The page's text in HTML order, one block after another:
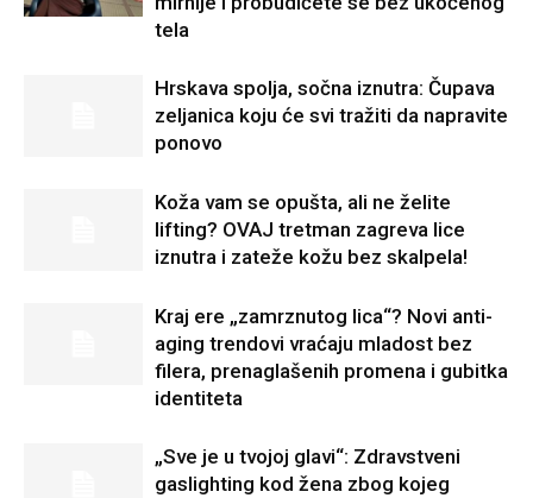
tela
Hrskava spolja, sočna iznutra: Čupava
zeljanica koju će svi tražiti da napravite
ponovo
Koža vam se opušta, ali ne želite
lifting? OVAJ tretman zagreva lice
iznutra i zateže kožu bez skalpela!
Kraj ere „zamrznutog lica“? Novi anti-
aging trendovi vraćaju mladost bez
filera, prenaglašenih promena i gubitka
identiteta
„Sve je u tvojoj glavi“: Zdravstveni
gaslighting kod žena zbog kojeg